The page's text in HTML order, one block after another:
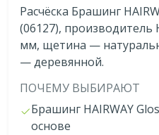
Расчёска Брашинг
(06127), производитель
мм, щетина —
— деревянной.
ПОЧЕМУ ВЫБИРАЮТ
Брашинг HAIRWAY
основе